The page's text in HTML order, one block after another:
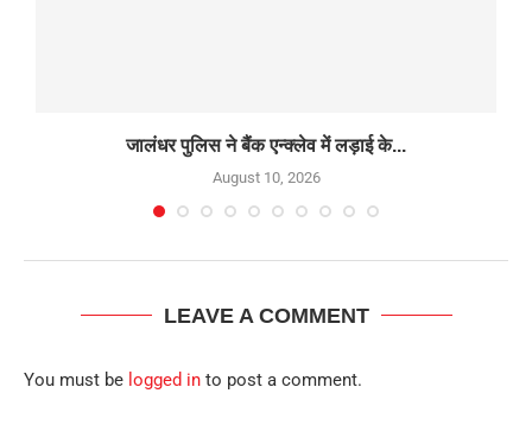
जालंधर पुलिस ने बैंक एन्क्लेव में लड़ाई के...
August 10, 2026
LEAVE A COMMENT
You must be logged in to post a comment.